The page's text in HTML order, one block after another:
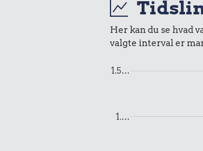
6,90 kr.
Her kan du se hvad
valgte interval er
1.…
1.5…